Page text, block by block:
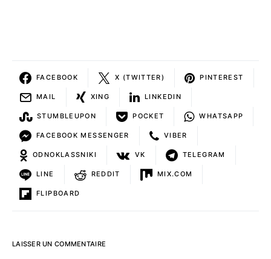
FACEBOOK X (TWITTER) PINTEREST
MAIL XING LINKEDIN
STUMBLEUPON POCKET WHATSAPP
FACEBOOK MESSENGER VIBER
ODNOKLASSNIKI VK TELEGRAM
LINE REDDIT MIX.COM
FLIPBOARD
LAISSER UN COMMENTAIRE